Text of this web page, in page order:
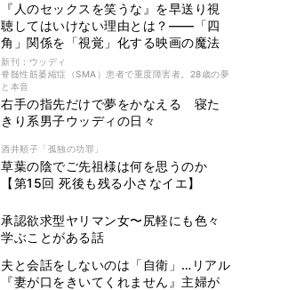
『人のセックスを笑うな』を早送り視
聴してはいけない理由とは？――「四
角」関係を「視覚」化する映画の魔法
新刊 : ウッディ
脊髄性筋萎縮症（SMA）患者で重度障害者。28歳の夢
と本音
右手の指先だけで夢をかなえる 寝た
きり系男子ウッディの日々
酒井順子「孤独の功罪」
草葉の陰でご先祖様は何を思うのか
【第15回 死後も残る小さなイエ】
承認欲求型ヤリマン女〜尻軽にも色々
学ぶことがある話
夫と会話をしないのは「自衛」…リアル
『妻が口をきいてくれません』主婦が